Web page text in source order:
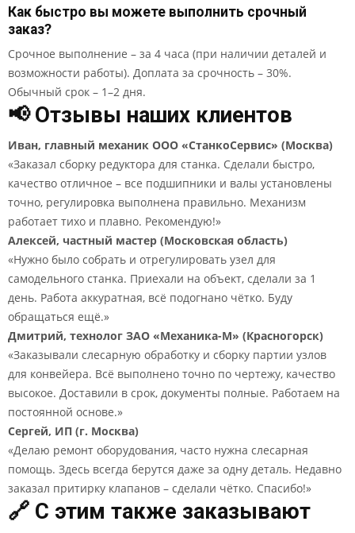
Как быстро вы можете выполнить срочный
заказ?
Срочное выполнение – за 4 часа (при наличии деталей и
возможности работы). Доплата за срочность – 30%.
Обычный срок – 1–2 дня.
📢 Отзывы наших клиентов
Иван, главный механик ООО «СтанкоСервис» (Москва)
«Заказал сборку редуктора для станка. Сделали быстро,
качество отличное – все подшипники и валы установлены
точно, регулировка выполнена правильно. Механизм
работает тихо и плавно. Рекомендую!»
Алексей, частный мастер (Московская область)
«Нужно было собрать и отрегулировать узел для
самодельного станка. Приехали на объект, сделали за 1
день. Работа аккуратная, всё подогнано чётко. Буду
обращаться ещё.»
Дмитрий, технолог ЗАО «Механика-М» (Красногорск)
«Заказывали слесарную обработку и сборку партии узлов
для конвейера. Всё выполнено точно по чертежу, качество
высокое. Доставили в срок, документы полные. Работаем на
постоянной основе.»
Сергей, ИП (г. Москва)
«Делаю ремонт оборудования, часто нужна слесарная
помощь. Здесь всегда берутся даже за одну деталь. Недавно
заказал притирку клапанов – сделали чётко. Спасибо!»
🔗 С этим также заказывают